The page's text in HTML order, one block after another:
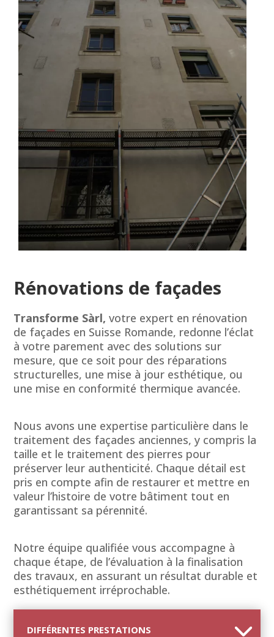
Rénovations de façades
Transforme Sàrl, votre expert en rénovation
de façades en Suisse Romande, redonne l’éclat
à votre parement avec des solutions sur
mesure, que ce soit pour des réparations
structurelles, une mise à jour esthétique, ou
une mise en conformité thermique avancée.
Nous avons une expertise particulière dans le
traitement des façades anciennes, y compris la
taille et le traitement des pierres pour
préserver leur authenticité. Chaque détail est
pris en compte afin de restaurer et mettre en
valeur l’histoire de votre bâtiment tout en
garantissant sa pérennité.
Notre équipe qualifiée vous accompagne à
chaque étape, de l’évaluation à la finalisation
des travaux, en assurant un résultat durable et
esthétiquement irréprochable.
DIFFÉRENTES PRESTATIONS